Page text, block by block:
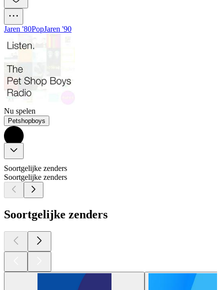
Jaren '80PopJaren '90
Nu spelen
Petshopboys
Soortgelijke zenders
Soortgelijke zenders
Soortgelijke zenders